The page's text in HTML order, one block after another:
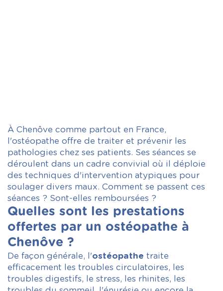
À Chenôve comme partout en France,
l'ostéopathe offre de traiter et prévenir les
pathologies chez ses patients. Ses séances se
déroulent dans un cadre convivial où il déploie
des techniques d'intervention atypiques pour
soulager divers maux. Comment se passent ces
séances ? Sont-elles remboursées ?
Quelles sont les prestations
offertes par un ostéopathe à
Chenôve ?
De façon générale, l'ostéopathe traite
efficacement les troubles circulatoires, les
troubles digestifs, le stress, les rhinites, les